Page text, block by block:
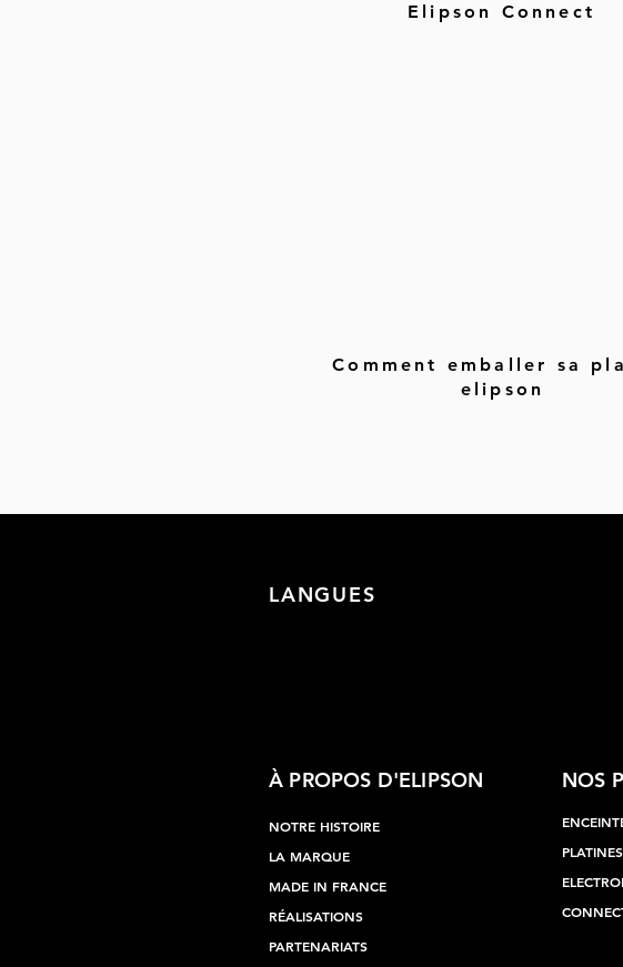
Elipson Connect
Comment emballer sa
elipson
LANGUES
À PROPOS D'ELIPSON
NOTRE HISTOIRE
LA MARQUE
MADE IN FRANCE
RÉALISATIONS
PARTENARIATS
NOS